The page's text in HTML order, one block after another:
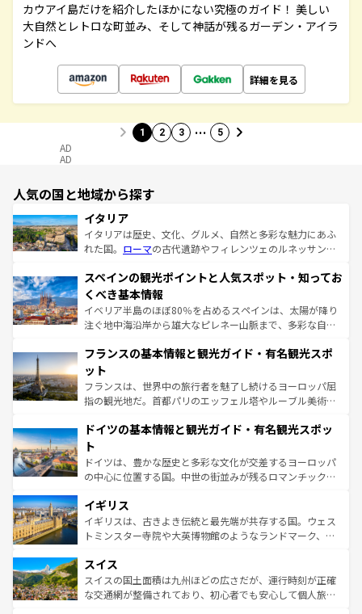
カウアイ島だけを紹介したほかにない究極のガイド！ 美しい
大自然とレトロな町並み、そして神話が残るガーデン・アイラ
ンドへ
詳細を見る
1 2 3 … 5
AD
AD
人気の国と地域から探す
イタリア
イタリアは歴史、文化、グルメ、自然と多彩な魅力にあふ
れた国。 ローマの古代遺跡やフィレンツェのルネッサンス
ろん、トスカーナの美しい田園風景やアマルフィ海岸の絶
景など、自然景観も見逃せない。観光の合間には、本場の
ピザやパスタなど、絶品のイタリア料理を堪能することも
できる。朝目覚めてから夜眠るまで、すべての瞬間を楽し
なお、新着のイタリア情報はコンテンツ一覧を参照してほ
しい。
スペインの観光ポイントと人気スポット・知ってお
くべき基本情報
イベリア半島のほぼ80％を占めるスペインは、太陽が降り
注ぐ地中海沿岸から雄大なピレネー山脈まで、多彩な自然
文化が根付くこの国では、情熱的なフラメンコ、熱気あふ
れる闘牛、そして美味しいタパスが生活の一部となってい
る。首都マドリードの洗練された雰囲気や、バルセロナの
アートに溢れた街角から、地方では古代ローマ遺跡や中世
せる。地方によって風土や気候が異なるスペインはその個
ンテンツ一覧 を参照してほしい。
フランスの基本情報と観光ガイド・有名観光スポ
ット
フランスは、世界中の旅行者を魅了し続けるヨーロッパ屈
指の観光地だ。首都パリのエッフェル塔やルーブル美術館
で、幅広い魅力が詰まっている。華麗な宮殿、歴史的な大
聖堂、美しいビーチ、そして豊かな自然が、訪れる者を心
から魅了する。また、フランスは美食の国としても知ら
れ、フランス料理はユネスコ無形文化遺産にも登録されて
香り高いラベンダー畑など、多彩な楽しみ方が可能だ。さ
らに、パリ以外の地域にも魅力が溢れており、どの街角に
も豊かな歴史と文化が息づいている。パリ以外の個性あふ
を参照してほしい。
ドイツの基本情報と観光ガイド・有名観光スポッ
ト
ドイツは、豊かな歴史と多彩な文化が交差するヨーロッパ
の中心に位置する国。中世の街並みが残るロマンチック街
顔を持つこの国は、どこを歩いても飽きることがない。ベ
ルリンの文化的活気、バイエルン州のアルプスの絶景、そ
してライン川沿いのワイン畑といった風景は必見。ビール
は、お酒好きな人にはぜひ体験してほしい。 なお、新着の
ドイツ情報はコンテンツ一覧を参照してほしい。
イギリス
イギリスは、古きよき伝統と最先端が共存する国。ウェス
トミンスター寺院や大英博物館のようなランドマーク、歴
リアごとに異なる魅力がある。また、優雅なアフタヌーン
ティー、ビール好きにはたまらない英国パブ、サッカー観
戦など、本場だからこそできる体験も豊富。イギリスを旅
スイス
スイスの国土面積は九州ほどの広さだが、運行時刻が正確
な交通網が整備されており、初心者でも安心して個人旅行